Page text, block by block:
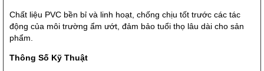
Chất liệu PVC bền bỉ và linh hoạt, chống chịu tốt trước các tác
động của môi trường ẩm ướt, đảm bảo tuổi thọ lâu dài cho sản
phẩm.
Thông Số Kỹ Thuật